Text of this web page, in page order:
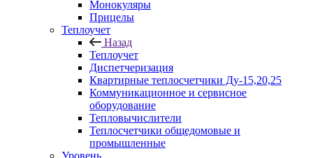
Монокуляры
Прицелы
Теплоучет
Назад
Теплоучет
Диспетчеризация
Квартирные теплосчетчики Ду-15,20,25
Коммуникационное и сервисное
оборудование
Тепловычислители
Теплосчетчики общедомовые и
промышленные
Уровень